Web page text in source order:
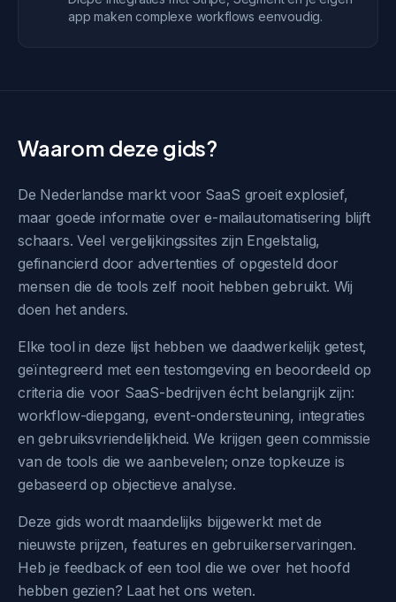
app maken complexe workflows eenvoudig.
Waarom deze gids?
De Nederlandse markt voor SaaS groeit explosief,
maar goede informatie over e-mailautomatisering blijft
schaars. Veel vergelijkingssites zijn Engelstalig,
gefinancierd door advertenties of opgesteld door
mensen die de tools zelf nooit hebben gebruikt. Wij
doen het anders.
Elke tool in deze lijst hebben we daadwerkelijk getest,
geïntegreerd met een testomgeving en beoordeeld op
criteria die voor SaaS-bedrijven écht belangrijk zijn:
workflow-diepgang, event-ondersteuning, integraties
en gebruiksvriendelijkheid. We krijgen geen commissie
van de tools die we aanbevelen; onze topkeuze is
gebaseerd op objectieve analyse.
Deze gids wordt maandelijks bijgewerkt met de
nieuwste prijzen, features en gebruikerservaringen.
Heb je feedback of een tool die we over het hoofd
hebben gezien? Laat het ons weten.